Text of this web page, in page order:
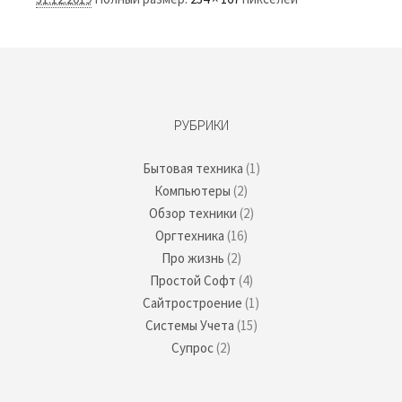
РУБРИКИ
Бытовая техника (1)
Компьютеры (2)
Обзор техники (2)
Оргтехника (16)
Про жизнь (2)
Простой Софт (4)
Сайтростроение (1)
Системы Учета (15)
Супрос(2)